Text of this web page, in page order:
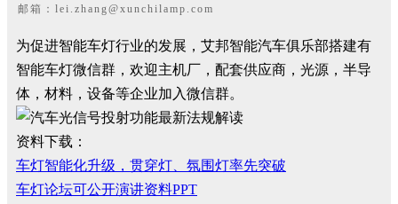
邮箱：lei.zhang@xunchilamp.com
为促进智能车灯行业的发展，艾邦智能汽车俱乐部搭建有
智能车灯微信群，欢迎主机厂，配套供应商，光源，半导
体，材料，设备等企业加入微信群。
资料下载：
车灯智能化升级，贯穿灯、氛围灯率先突破
车灯论坛可公开演讲资料PPT